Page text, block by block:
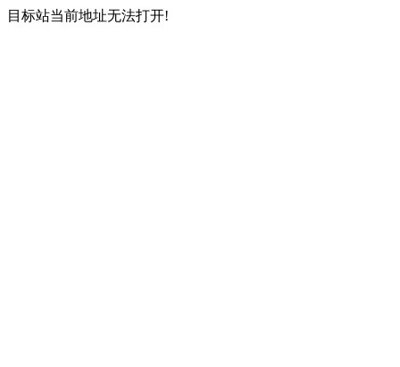
目标站当前地址无法打开!